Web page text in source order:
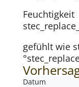
Feuchtigkeit
gefühlt wie
Datum